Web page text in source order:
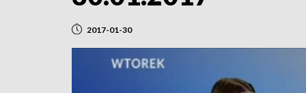
2017-01-30